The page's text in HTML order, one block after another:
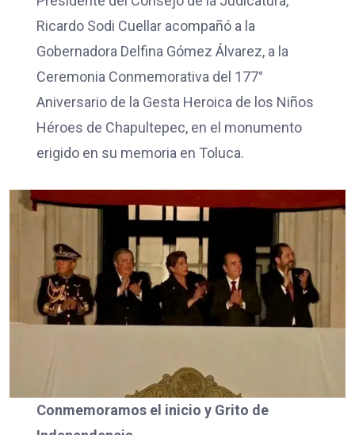
Ricardo Sodi Cuellar acompañó a la
Gobernadora Delfina Gómez Álvarez, a la
Ceremonia Conmemorativa del 177°
Aniversario de la Gesta Heroica de los Niños
Héroes de Chapultepec, en el monumento
erigido en su memoria en Toluca.
Conmemoramos el inicio y Grito de